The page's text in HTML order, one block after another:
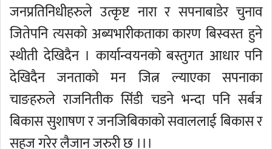
जनप्रतिनिधीहरुले उत्कृष्ट नारा र सपनाबाडेर चुनाव
जितेपनि त्यसको अब्यभारीकताका कारण बिस्वस्त हुने
स्थीती देखिदैन । कार्यान्वयनको बस्तुगत आधार पनि
देखिदैन जनताको मन जित्न ल्याएका सपनाका
चाङहरुले राजनितीक सिंडी चडने भन्दा पनि सर्बत्र
बिकास सुशाषण र जनजिबिकाको सवाललाई बिकास र
सहज गरेर लैजान जरुरी छ ।।।